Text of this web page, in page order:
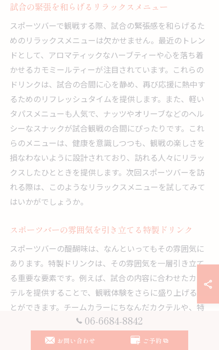
試合の緊張を和らげるリラックスメニュー
スポーツバーで観戦する際、試合の緊張感を和らげるた
めのリラックスメニューは欠かせません。最近のトレン
ドとして、アロマティックなハーブティーや心を落ち着
かせるカモミールティーが注目されています。これらの
ドリンクは、試合の合間に心を静め、再び応援に熱中す
るためのリフレッシュタイムを提供します。また、軽い
タパスメニューも人気で、ナッツやオリーブなどのヘル
シーなスナックが試合観戦の合間にぴったりです。これ
らのメニューは、健康を意識しつつも、観戦の楽しさを
損なわないように設計されており、訪れる人々にリラッ
クスしたひとときを提供します。次回スポーツバーを訪
れる際は、このようなリラックスメニューを試してみて
はいかがでしょうか。
スポーツバーの雰囲気を引き立てる特製ドリンク
スポーツバーの醍醐味は、なんといってもその雰囲気に
あります。特製ドリンクは、その雰囲気を一層引き立て
る重要な要素です。例えば、試合の内容に合わせたカク
テルを提供することで、観戦体験をさらに盛り上げるこ
とができます。チームカラーにちなんだカクテルや、特
別なイベント時にはテーマに沿ったオリジナルドリンク
が楽しめるのも魅力の一つです。また、スポーツバーで
06-6684-8842
お問い合わせ ご予約